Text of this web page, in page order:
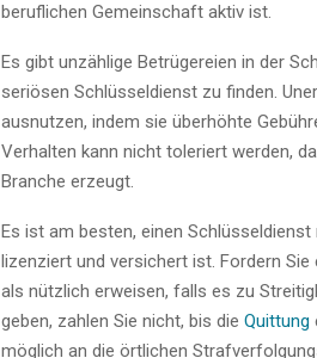
beruflichen Gemeinschaft aktiv ist.
Es gibt unzählige Betrügereien in der
seriösen Schlüsseldienst zu finden.
ausnutzen, indem sie überhöhte
Verhalten kann nicht toleriert werden,
Branche erzeugt.
Es ist am besten, einen
lizenziert und versichert ist. Fordern
als nützlich erweisen, falls es zu
geben, zahlen Sie nicht, bis die Quittung
möglich an die örtlichen